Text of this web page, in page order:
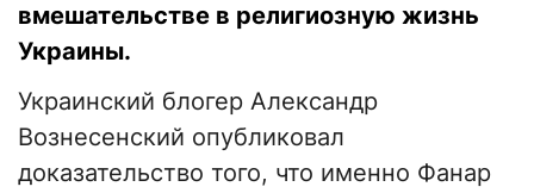
вмешательстве в религиозную жизнь
Украины.
Украинский блогер Александр
Вознесенский опубликовал
доказательство того, что именно Фанар